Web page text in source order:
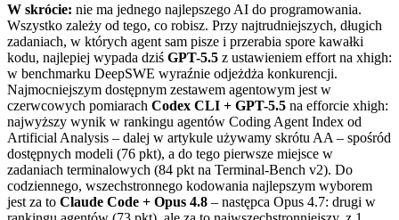
W skrócie: nie ma jednego najlepszego AI do programowania.
Wszystko zależy od tego, co robisz. Przy najtrudniejszych, długich
zadaniach, w których agent sam pisze i przerabia spore kawałki
kodu, najlepiej wypada dziś GPT-5.5 z ustawieniem effort na xhigh:
w benchmarku DeepSWE wyraźnie odjeżdża konkurencji.
Najmocniejszym dostępnym zestawem agentowym jest w
czerwcowych pomiarach Codex CLI + GPT-5.5 na efforcie xhigh:
najwyższy wynik w rankingu agentów Coding Agent Index od
Artificial Analysis – dalej w artykule używamy skrótu AA – spośród
dostępnych modeli (76 pkt), a do tego pierwsze miejsce w
zadaniach terminalowych (84 pkt na Terminal-Bench v2). Do
codziennego, wszechstronnego kodowania najlepszym wyborem
jest za to Claude Code + Opus 4.8 – następca Opus 4.7: drugi w